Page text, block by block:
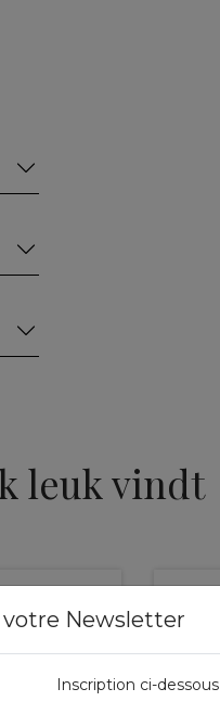
leuk vindt
votre Newsletter
Inscription ci-dessous